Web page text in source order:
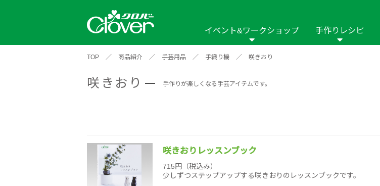
イベント&ワークショップ
2026年 2025年 2024年 2023年
イベントレポート
2020年 2019年 2018年 2017年 2016年
手作りレシピ
アイテムから探す
羊毛の手芸
編み物
新商品一覧 縫い針 ソーイング用品
ソーイングナビ
TOP ／ 商品紹介 ／ 手芸用品 ／ 手織り機 ／ 咲きおり
咲きおり 手作りが楽しくなる手芸アイテムです。
咲きおりレッスンブック
715円（税込み）
少しずつステップアップする咲きおりのレッスンブックです。